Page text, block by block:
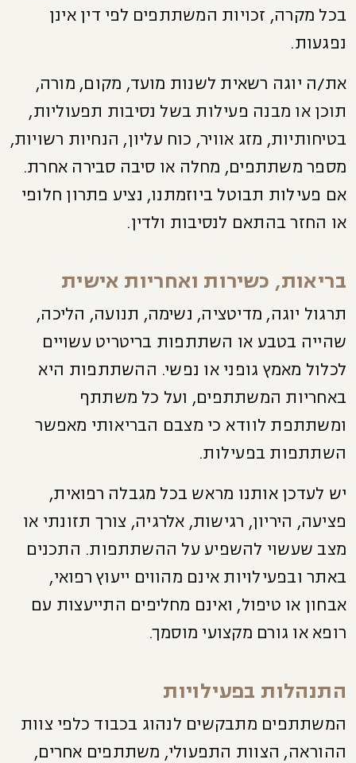
בכל מקרה, זכויות המשתתפים לפי דין אינן
נפגעות.
את/ה יוגה רשאית לשנות מועד, מקום, מורה,
תוכן או מבנה פעילות בשל נסיבות תפעוליות,
בטיחותיות, מזג אוויר, כוח עליון, הנחיות רשויות,
מספר משתתפים, מחלה או סיבה סבירה אחרת.
אם פעילות תבוטל ביוזמתנו, נציע פתרון חלופי
או החזר בהתאם לנסיבות ולדין.
בריאות, כשירות ואחריות אישית
תרגול יוגה, מדיטציה, נשימה, תנועה, הליכה,
שהייה בטבע או השתתפות בריטריט עשויים
לכלול מאמץ גופני או נפשי. ההשתתפות היא
באחריות המשתתפים, ועל כל משתתף
ומשתתפת לוודא כי מצבם הבריאותי מאפשר
השתתפות בפעילות.
יש לעדכן אותנו מראש בכל מגבלה רפואית,
פציעה, היריון, רגישות, אלרגיה, צורך תזונתי או
מצב שעשוי להשפיע על ההשתתפות. התכנים
באתר ובפעילויות אינם מהווים ייעוץ רפואי,
אבחון או טיפול, ואינם מחליפים התייעצות עם
רופא או גורם מקצועי מוסמך.
התנהלות בפעילויות
המשתתפים מתבקשים לנהוג בכבוד כלפי צוות
ההוראה, הצוות התפעולי, משתתפים אחרים,